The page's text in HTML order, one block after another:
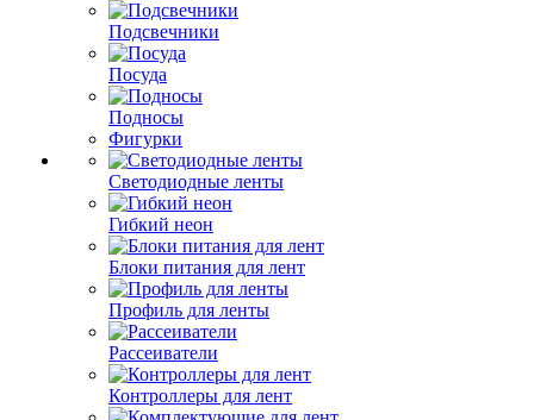
Подсвечники
Посуда
Подносы
Фигурки
Светодиодные ленты
Гибкий неон
Блоки питания для лент
Профиль для ленты
Рассеиватели
Контроллеры для лент